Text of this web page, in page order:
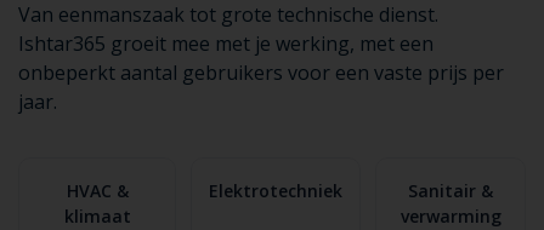
Van eenmanszaak tot grote technische dienst.
Ishtar365 groeit mee met je werking, met een
onbeperkt aantal gebruikers voor een vaste prijs per
jaar.
HVAC &
klimaat
Elektrotechniek
Sanitair &
verwarming